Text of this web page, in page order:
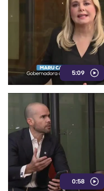
5:09
0:58